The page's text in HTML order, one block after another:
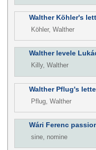
Walther Köhler's
Köhler, Walther
Walther levele
Killy, Walther
Walther Pflug's
Pflug, Walther
Wári Ferenc
sine, nomine